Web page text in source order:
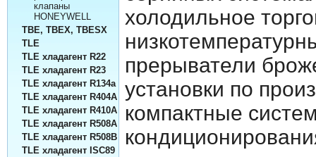
клапаны
HONEYWELL
TBE, TBEX, TBESX
TLE
TLE хладагент R22
TLE хладагент R23
TLE хладагент R134а
TLE хладагент R404A
TLE хладагент R410A
TLE хладагент R508A
TLE хладагент R508B
TLE хладагент ISC89
холодильное
прерыватели
установки по
компактные